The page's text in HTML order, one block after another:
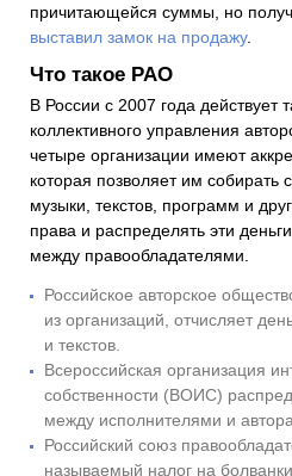
причитающейся суммы, но
выставил замок на продажу.
Что такое РАО
В России с 2007 года действует
коллективного управления
четыре организации имеют
которая позволяет им собирать
музыки, текстов, программ и
права и распределять эти деньги
между правообладателями.
Российское авторское
из организаций, отчисляет
и текстов.
Всероссийская организация
собственности (ВОИС)
между исполнителями и
Российский союз
называемый налог на